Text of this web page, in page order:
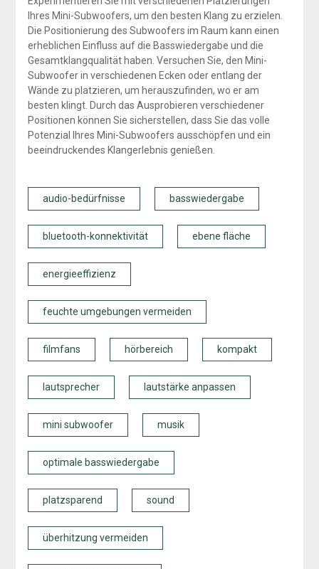
Ihres Mini-Subwoofers, um den besten Klang zu erzielen.
Die Positionierung des Subwoofers im Raum kann einen
erheblichen Einfluss auf die Basswiedergabe und die
Gesamtklangqualität haben. Versuchen Sie, den Mini-
Subwoofer in verschiedenen Ecken oder entlang der
Wände zu platzieren, um herauszufinden, wo er am
besten klingt. Durch das Ausprobieren verschiedener
Positionen können Sie sicherstellen, dass Sie das volle
Potenzial Ihres Mini-Subwoofers ausschöpfen und ein
beeindruckendes Klangerlebnis genießen.
audio-bedürfnisse basswiedergabe
bluetooth-konnektivität ebene fläche
energieeffizienz
feuchte umgebungen vermeiden
filmfans hörbereich kompakt
lautsprecher lautstärke anpassen
mini subwoofer musik
optimale basswiedergabe
platzsparend sound
überhitzung vermeiden